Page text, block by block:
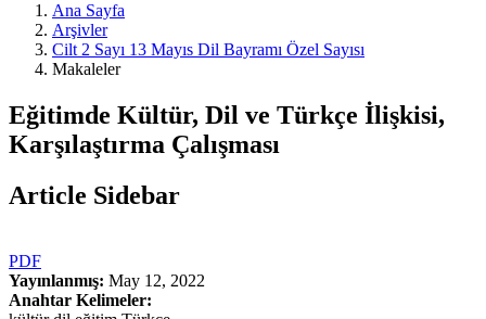
Ana Sayfa
Arşivler
Cilt 2 Sayı 13 Mayıs Dil Bayramı Özel Sayısı
Makaleler
Eğitimde Kültür, Dil ve Türkçe İlişkisi,
Karşılaştırma Çalışması
Article Sidebar
PDF
Yayınlanmış: May 12, 2022
Anahtar Kelimeler: